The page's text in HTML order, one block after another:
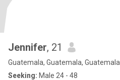
Jennifer, 21
Guatemala, Guatemala, Guatemala
Seeking: Male 24 - 48